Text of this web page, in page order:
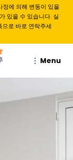
에 의해 변동이 있을
있을 수 있습니다. 실
로 바로 연락주세
Menu